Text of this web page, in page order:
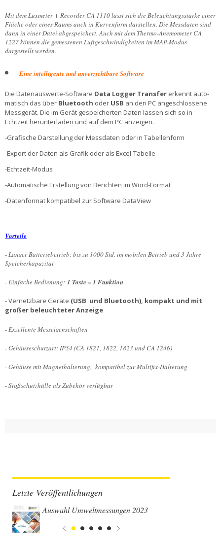
Mit dem Luxmeter + Recorder CA 1110 lässt sich die Beleuchtungs­stärke einer
Fläche oder eines Raums auch in Kurvenform darstel­len. Die Messdaten sind
dann in einer Datei abgespeichert. Auch mit dem Thermo-Anemometer CA
1227 können die gemessenen Luftgeschwindigkeiten im MAP-Modus
dargestellt werden.
Eine intelligente und unverzichtbare Software
Die Datenauswerte-Software Data Logger Transfer erkennt auto­
matisch das über Bluetooth oder USB an den PC ange­schlossene
Messgerät. Die im Gerät gespeicherten Daten lassen sich so in
Echtzeit herunterladen und auf dem PC anzeigen.
-Grafische Darstellung der Messdaten oder in Tabellenform
-Export der Daten als Grafik oder als Excel-Tabelle
-Echtzeit-Modus
-Automatische Erstellung von Berichten im Word-Format
-Datenformat kompatibel zur Software DataView
Vorteile
- Langer Batteriebetrieb: bis zu 1000 Std. im mobilen Betrieb und 3 Jahre
Speicherkapazität
- Einfache Bedienung: 1 Taste = 1 Funktion
- Vernetzbare Geräte (USB und Blue­tooth), kompakt und mit
großer beleuch­teter Anzeige
- Exzellente Messeigenschaften
- Gehäuseschutzart: IP54 (CA 1821, 1822, 1823 und CA 1246)
- Gehäuse mit Magnethalterung, kompatibel zur Multifix-Halterung
- Stoßschutzhülle als Zubehör verfügbar
Letzte Veröffentlichungen
Auswahl Umweltmessungen 2023